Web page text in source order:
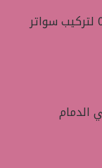
مظلات الدمام سواتر الدمام 0561165222 لتركيب سواتر
الدمام